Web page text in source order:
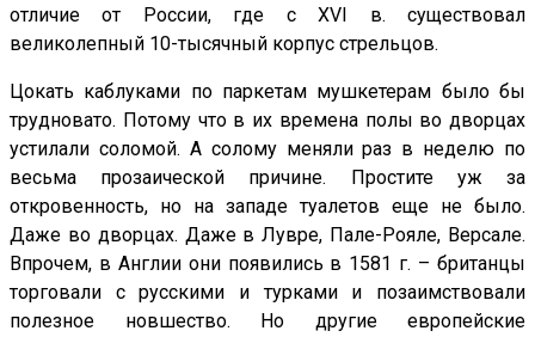
отличие от России, где с XVI в. существовал
великолепный 10-тысячный корпус стрельцов.
Цокать каблуками по паркетам мушкетерам было бы
трудновато. Потому что в их времена полы во дворцах
устилали соломой. А солому меняли раз в неделю по
весьма прозаической причине. Простите уж за
откровенность, но на западе туалетов еще не было.
Даже во дворцах. Даже в Лувре, Пале-Рояле, Версале.
Впрочем, в Англии они появились в 1581 г. – британцы
торговали с русскими и турками и позаимствовали
полезное новшество. Но другие европейские